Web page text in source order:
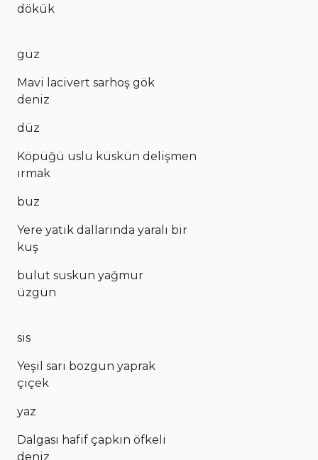
dökük
güz
Mavi lacivert sarhoş gök
deniz
düz
Köpüğü uslu küskün delişmen
ırmak
buz
Yere yatık dallarında yaralı bir
kuş
bulut suskun yağmur
üzgün
sis
Yeşil sarı bozgun yaprak
çiçek
yaz
Dalgası hafif çapkın öfkeli
deniz